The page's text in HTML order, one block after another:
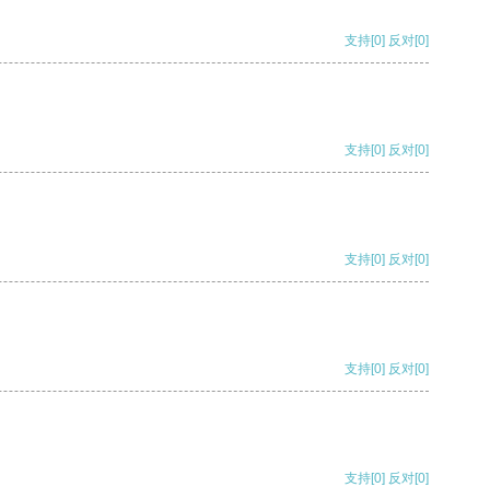
支持[0] 反对[0]
支持[0] 反对[0]
支持[0] 反对[0]
支持[0] 反对[0]
支持[0] 反对[0]